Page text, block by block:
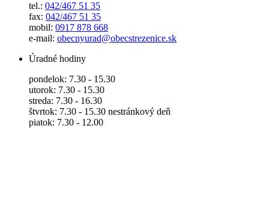
tel.: 042/467 51 35
fax: 042/467 51 35
mobil: 0917 878 668
e-mail: obecnyurad@obecstrezenice.sk
Úradné hodiny
pondelok: 7.30 - 15.30
utorok: 7.30 - 15.30
streda: 7.30 - 16.30
štvrtok: 7.30 - 15.30 nestránkový deň
piatok: 7.30 - 12.00